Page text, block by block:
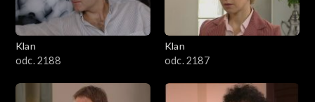
2401–2500
2301–2400
2201–2300
Klan
odc. 2188
Klan
odc. 2187